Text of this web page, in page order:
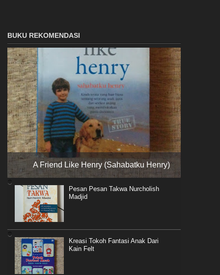
BUKU REKOMENDASI
A Friend Like Henry (Sahabatku Henry)
Pesan Pesan Takwa Nurcholish
Madjid
Kreasi Tokoh Fantasi Anak Dari
Kain Felt